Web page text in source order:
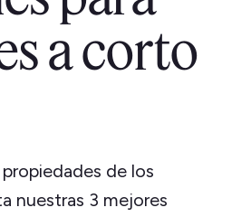
a corto
de los
nuestras 3 mejores